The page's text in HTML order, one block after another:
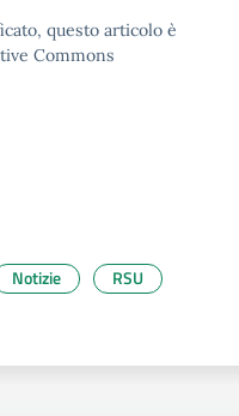
questo articolo è
Commons
Notizie RSU